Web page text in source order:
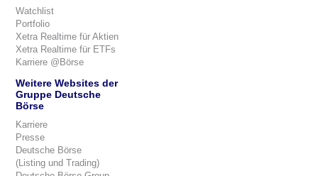
Watchlist
Portfolio
Xetra Realtime für Aktien
Xetra Realtime für ETFs
Karriere @Börse
Weitere Websites der
Gruppe Deutsche
Börse
Karriere
Presse
Deutsche Börse
(Listing und Trading)